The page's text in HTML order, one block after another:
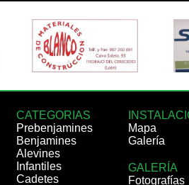
CATEGORIAS
Prebenjamines
Benjamines
Alevines
Infantiles
Cadetes
Mapa
Galería
GALERÍA
Fotografías